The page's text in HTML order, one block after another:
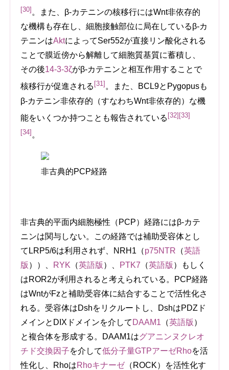
[30] 。また、β-カテニンの核移行にはWnt非依存的
な機構も存在し、細胞接触部位に局在しているβ-カ
テニンはAktによってSer552が直接リン酸化される
ことで膜近傍から解離して細胞質基質に蓄積し、
その後14-3-3ζがβ-カテニンと相互作用することで
核移行が促進される [31] 。また、BCL9とPygopusも
β-カテニン非依存的（すなわちWnt非依存的）な機
能をいくつか持つことも報告されている [32][33]
[34] 。
非古典的PCP経路
非古典的平面内細胞極性（PCP）経路にはβ-カテ
ニンは関与しない。この経路では補助受容体とし
てLRP5/6は利用されず、NRH1（p75NTR （英語
版 ） ）、 RYK （英語版 ） PTK7 （英語版 ）
もしく
はROR2が利用されると考えられている。PCP経路
はWntがFzと補助受容体に結合することで活性化さ
れる。受容体はDshをリクルートし、DshはPDZド
メインとDIXドメインを介して DAAM1 （英語版 ）
と複合体を形成する。DAAM1はグアニンヌクレオ
チド交換因子を介して低分子量GTPアーゼRhoを活
性化し、RhoはRhoキナーゼ（ROCK）を活性化す